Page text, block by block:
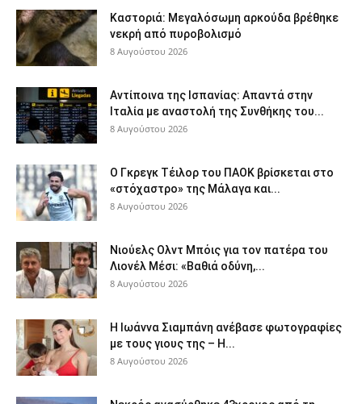
Καστοριά: Μεγαλόσωμη αρκούδα βρέθηκε
νεκρή από πυροβολισμό
8 Αυγούστου 2026
Αντίποινα της Ισπανίας: Απαντά στην
Ιταλία με αναστολή της Συνθήκης του...
8 Αυγούστου 2026
Ο Γκρεγκ Τέιλορ του ΠΑΟΚ βρίσκεται στο
«στόχαστρο» της Μάλαγα και...
8 Αυγούστου 2026
Νιούελς Ολντ Μπόις για τον πατέρα του
Λιονέλ Μέσι: «Βαθιά οδύνη,...
8 Αυγούστου 2026
H Ιωάννα Σιαμπάνη ανέβασε φωτογραφίες
με τους γιους της – Η...
8 Αυγούστου 2026